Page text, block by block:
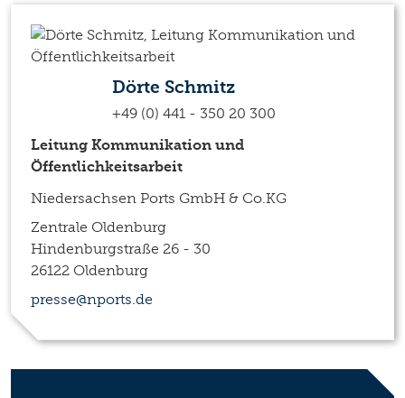
Dörte Schmitz
+49 (0) 441 - 350 20 300
Leitung Kommunikation und
Öffentlichkeitsarbeit
Niedersachsen Ports GmbH & Co.KG
Zentrale Oldenburg
Hindenburgstraße 26 - 30
26122 Oldenburg
presse@nports.de